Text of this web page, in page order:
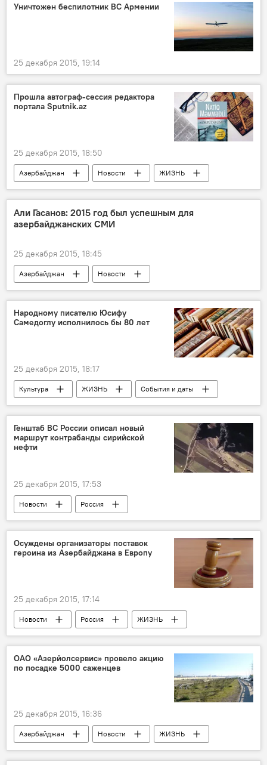
Уничтожен беспилотник ВС Армении
25 декабря 2015, 19:14
Прошла автограф-сессия редактора
портала Sputnik.az
25 декабря 2015, 18:50
Азербайджан Новости ЖИЗНЬ
Али Гасанов: 2015 год был успешным для
азербайджанских СМИ
25 декабря 2015, 18:45
Азербайджан Новости
Народному писателю Юсифу
Самедоглу исполнилось бы 80 лет
25 декабря 2015, 18:17
Культура ЖИЗНЬ
События и даты
Юсиф Самедоглу
Писатель
Сценарист
Генштаб ВС России описал новый
маршрут контрабанды сирийской
нефти
25 декабря 2015, 17:53
Новости Россия
Осуждены организаторы поставок
героина из Азербайджана в Европу
25 декабря 2015, 17:14
Новости Россия ЖИЗНЬ
ОАО «Азерйолсервис» провело акцию
по посадке 5000 саженцев
25 декабря 2015, 16:36
Азербайджан Новости ЖИЗНЬ